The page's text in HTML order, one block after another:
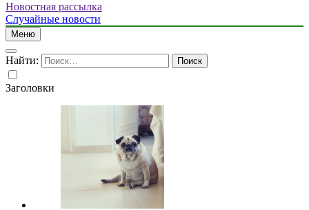
Новостная рассылка
Случайные новости
Меню
Найти:
Заголовки